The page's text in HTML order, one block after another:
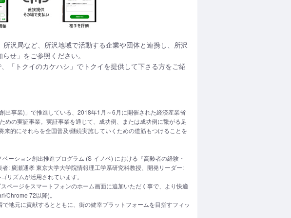
沢局など、所沢地域で活動する企業や団体と連携し、所沢
せ」をご参照ください。
「トクイのカケハシ」でトクイを提供して下さる方をご紹
出事業)」で推進している、2018年1月～6月に開催された経済産業省
めの実証事業。実証事業を通じて、成功例、または成功例に繋がる足
的にそれらを全国普及/継続実施していくための道筋もつけることを
ーション創出推進プログラム (S-イノベ) における『高齢者の経験・
: 廣瀬通孝 東京大学大学院情報理工学系研究科教授、開発リーダー:
リズムが活用されています。
ページをスマートフォンのホーム画面に追加いただく事で、より快適
Chrome 72以降)。
地元に貢献するとともに、街の健幸プラットフォームを目指すフィッ